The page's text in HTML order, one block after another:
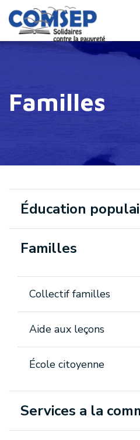
Familles
Éducation
Familles
Collectif familles
Aide aux leçons
École citoyenne
Services a la